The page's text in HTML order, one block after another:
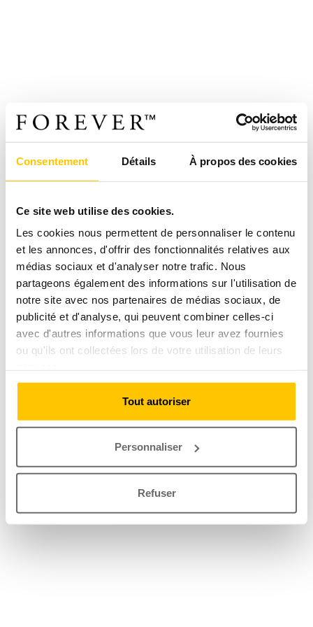
Consentement Détails À propos des cookies
Ce site web utilise des cookies.
Les cookies nous permettent de personnaliser le contenu
et les annonces, d'offrir des fonctionnalités relatives aux
médias sociaux et d'analyser notre trafic. Nous
partageons également des informations sur l'utilisation de
notre site avec nos partenaires de médias sociaux, de
publicité et d'analyse, qui peuvent combiner celles-ci
avec d'autres informations que vous leur avez fournies
ou qu'ils ont collectées lors de votre utilisation de leurs
Tout autoriser
Personnaliser
Refuser